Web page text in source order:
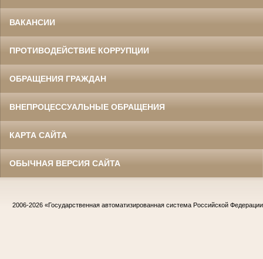
ВАКАНСИИ
ПРОТИВОДЕЙСТВИЕ КОРРУПЦИИ
ОБРАЩЕНИЯ ГРАЖДАН
ВНЕПРОЦЕССУАЛЬНЫЕ ОБРАЩЕНИЯ
КАРТА САЙТА
ОБЫЧНАЯ ВЕРСИЯ САЙТА
2006-2026 «Государственная автоматизированная система Российской